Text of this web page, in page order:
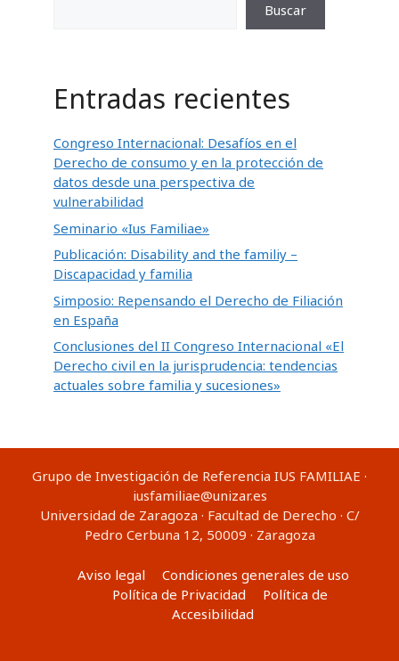
Buscar
Entradas recientes
Congreso Internacional: Desafíos en el
Derecho de consumo y en la protección de
datos desde una perspectiva de
vulnerabilidad
Seminario «Ius Familiae»
Publicación: Disability and the familiy –
Discapacidad y familia
Simposio: Repensando el Derecho de Filiación
en España
Conclusiones del II Congreso Internacional «El
Derecho civil en la jurisprudencia: tendencias
actuales sobre familia y sucesiones»
Grupo de Investigación de Referencia IUS FAMILIAE ·
iusfamiliae@unizar.es
Universidad de Zaragoza · Facultad de Derecho · C/
Pedro Cerbuna 12, 50009 · Zaragoza
Aviso legal
Condiciones generales de uso
Política de Privacidad
Política de
Accesibilidad